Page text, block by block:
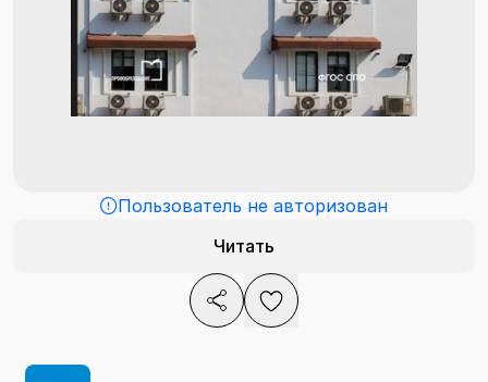
Пользователь не авторизован
Читать